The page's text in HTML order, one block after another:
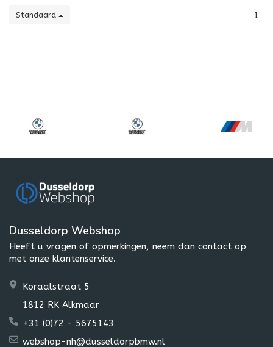
Standaard 1
Dusseldorp Webshop
Heeft u vragen of opmerkingen, neem dan contact op
met onze klantenservice.
Koraalstraat 5
1812 RK Alkmaar
+31 (0)72 - 5675143
webshop-nh@dusseldorpbmw.nl